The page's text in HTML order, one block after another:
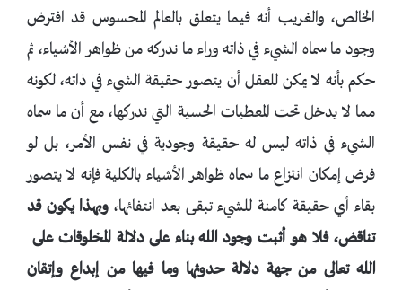
الخالص، والغريب أنه فيما يتعلق بالعالم المحسوس قد افترض
وجود ما سماه الشيء في ذاته وراء ما ندركه من ظواهر الأشياء، ثم
حكم بأنه لا يمكن للعقل أن يتصور حقيقة الشيء في ذاته، لكونه
مما لا يدخل تحت المعطيات الحسية التي ندركها، مع أن ما سماه
الشيء في ذاته ليس له حقيقة وجودية في نفس الأمر، بل لو
فرض إمكان انتزاع ما سماه ظواهر الأشياء بالكلية فإنه لا يتصور
بقاء أي حقيقة كامنة للشيء تبقى بعد انتفائها، وبهذا يكون قد
تناقض، فلا هو أثبت وجود الله بناء على دلالة المخلوقات على
الله تعالى من جهة دلالة حدوثها وما فيها من إبداع وإتقان